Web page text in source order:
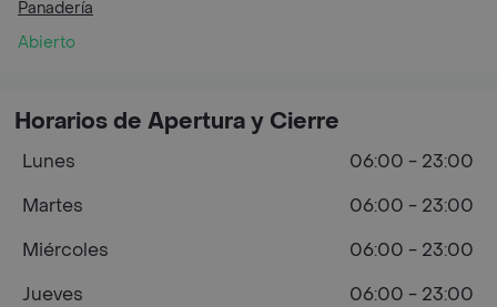
Panadería
Abierto
Horarios de Apertura y Cierre
Lunes
06:00 - 23:00
Martes
06:00 - 23:00
Miércoles
06:00 - 23:00
Jueves
06:00 - 23:00